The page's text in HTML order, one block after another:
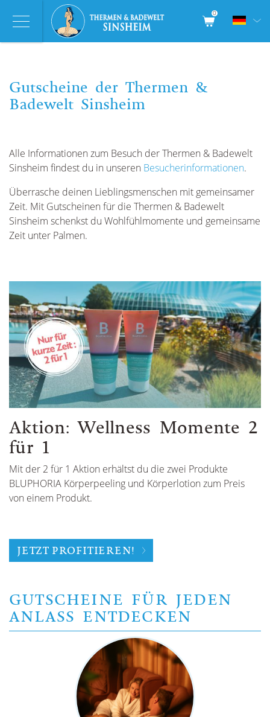
0
Gutscheine der Thermen &
Badewelt Sinsheim
Alle Informationen zum Besuch der Thermen & Badewelt
Sinsheim findest du in unseren Besucherinformationen.
Überrasche deinen Lieblingsmenschen mit gemeinsamer
Zeit. Mit Gutscheinen für die Thermen & Badewelt
Sinsheim schenkst du Wohlfühlmomente und gemeinsame
Zeit unter Palmen.
Aktion: Wellness Momente 2
für 1
Mit der 2 für 1 Aktion erhältst du die zwei Produkte
BLUPHORIA Körperpeeling und Körperlotion zum Preis
von einem Produkt.
JETZT PROFITIEREN!
GUTSCHEINE FÜR JEDEN
ANLASS ENTDECKEN
Gewähltes Motiv: Eintauchen_Gutschein Gewähltes
Gewähltes Motiv: Eintauchen_Gutschein Gewähltes
Gewähltes Motiv: Eintauchen_Gutschein Gewähltes